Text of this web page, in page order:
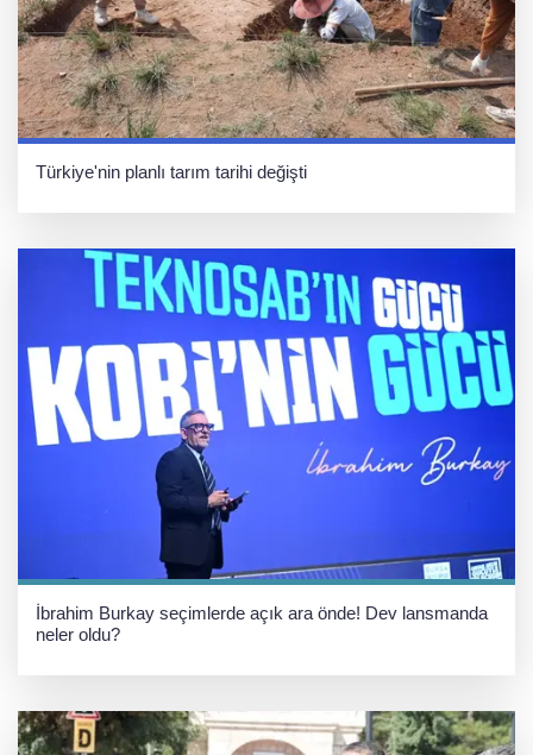
Türkiye'nin planlı tarım tarihi değişti
İbrahim Burkay seçimlerde açık ara önde! Dev lansmanda
neler oldu?